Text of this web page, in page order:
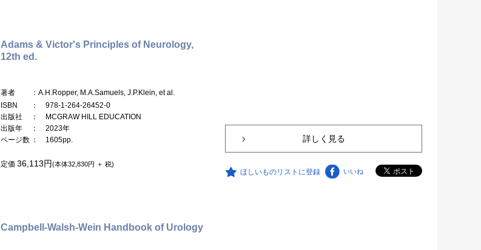
Adams & Victor's Principles of Neurology,
12th ed.
著者
：A.H.Ropper, M.A.Samuels, J.P.Klein, et al.
ISBN
： 978-1-264-26452-0
出版社
： MCGRAW HILL EDUCATION
出版年
： 2023年
ページ数 ： 1605pp.
定価 36,113円(本体32,830円 ＋ 税)
詳しく見る
ほしいものリストに登録 いいね
Campbell-Walsh-Wein Handbook of Urology